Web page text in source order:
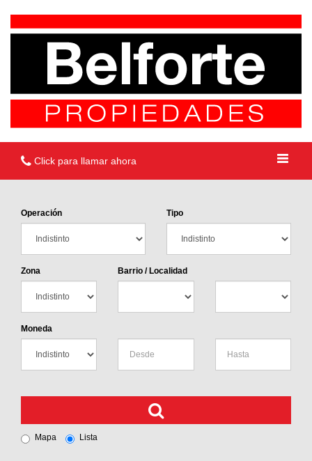
Click para llamar ahora
Operación Tipo
Zona Barrio / Localidad
Moneda
Mapa Lista